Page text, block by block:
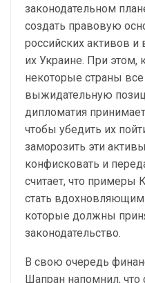
законодательном
создать правовую
российских активов
их Украине. При этом,
некоторые страны
выжидательную
дипломатия
чтобы убедить их
заморозить эти
конфисковать и
считает, что
стать
которые должны
законодательство.
В свою очередь
Шапран напомнил, что